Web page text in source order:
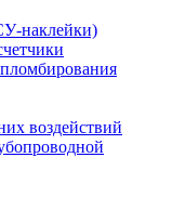
наклейки)
воздействий